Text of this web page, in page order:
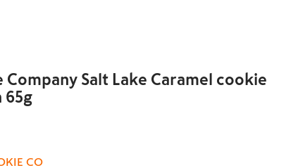
Company Salt Lake Caramel cookie
65g
CO